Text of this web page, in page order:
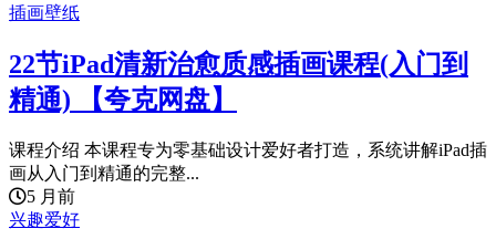
插画壁纸
22节iPad清新治愈质感插画课程(入门到
精通) 【夸克网盘】
课程介绍 本课程专为零基础设计爱好者打造，系统讲解iPad插
画从入门到精通的完整...
5 月前
兴趣爱好